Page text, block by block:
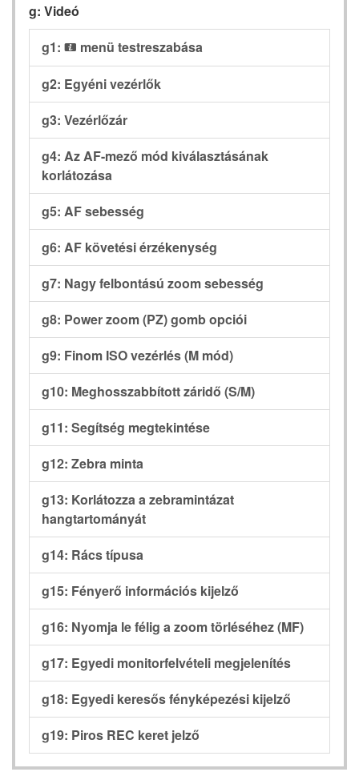
g: Videó
g1: i menü testreszabása
g2: Egyéni vezérlők
g3: Vezérlőzár
g4: Az AF-mező mód kiválasztásának
korlátozása
g5: AF sebesség
g6: AF követési érzékenység
g7: Nagy felbontású zoom sebesség
g8: Power zoom (PZ) gomb opciói
g9: Finom ISO vezérlés (M mód)
g10: Meghosszabbított záridő (S/M)
g11: Segítség megtekintése
g12: Zebra minta
g13: Korlátozza a zebramintázat
hangtartományát
g14: Rács típusa
g15: Fényerő információs kijelző
g16: Nyomja le félig a zoom törléséhez (MF)
g17: Egyedi monitorfelvételi megjelenítés
g18: Egyedi keresős fényképezési kijelző
g19: Piros REC keret jelző